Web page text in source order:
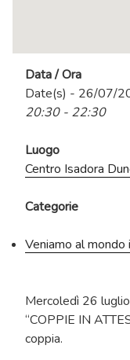
Data / Ora
Date(s) - 26/07/
20:30 - 22:30
Luogo
Centro Isadora
Categorie
Veniamo al mondo
Mercoledì 26
“COPPIE IN
coppia.